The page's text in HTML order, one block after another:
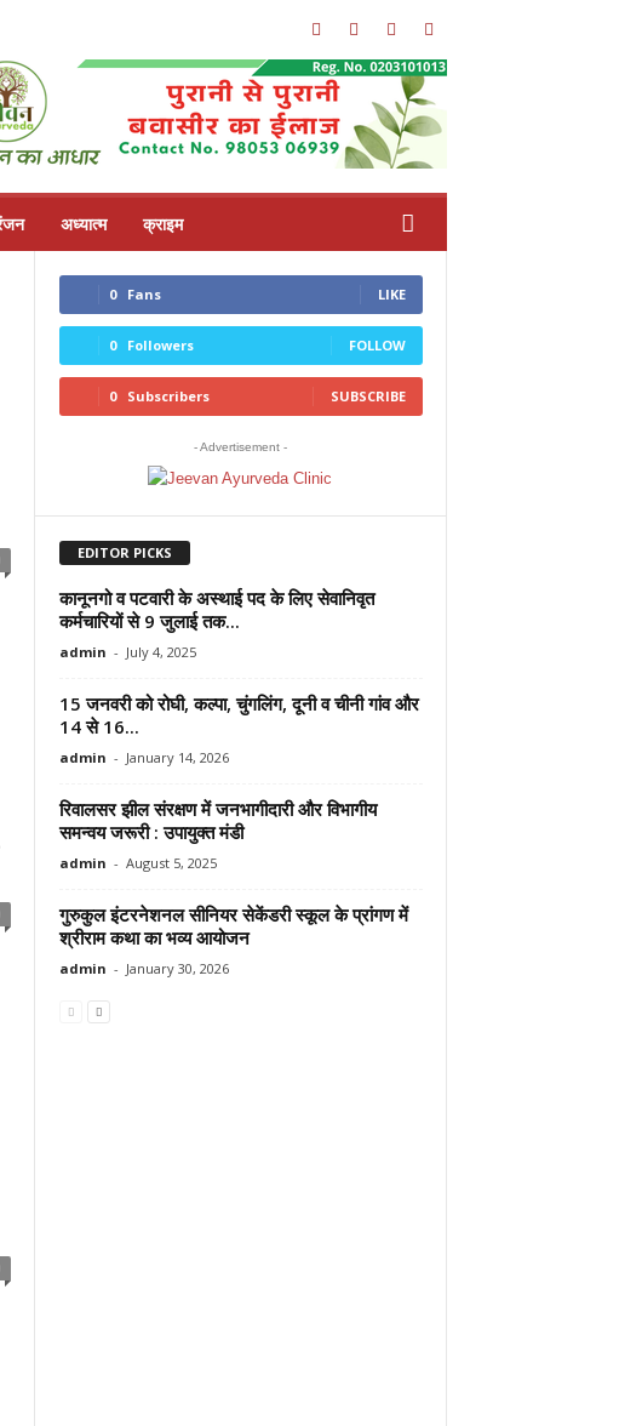
अध्यात्म क्राइम
0 Fans LIKE
0 Followers FOLLOW
0 Subscribers SUBSCRIBE
- Advertisement -
EDITOR PICKS
कानूनगो व पटवारी के अस्थाई पद के लिए सेवानिवृत
कर्मचारियों से 9 जुलाई तक...
admin - July 4, 2025
15 जनवरी को रोघी, कल्पा, चुंगलिंग, दूनी व चीनी गांव और
14 से 16...
admin - January 14, 2026
रिवालसर झील संरक्षण में जनभागीदारी और विभागीय
समन्वय जरूरी : उपायुक्त मंडी
admin - August 5, 2025
गुरुकुल इंटरनेशनल सीनियर सेकेंडरी स्कूल के प्रांगण में
श्रीराम कथा का भव्य आयोजन
admin - January 30, 2026